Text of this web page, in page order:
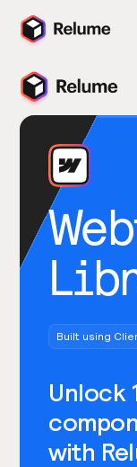
Built using
Unlock
with